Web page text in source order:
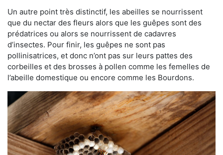
Un autre point très distinctif, les abeilles se nourrissent
que du nectar des fleurs alors que les guêpes sont des
prédatrices ou alors se nourrissent de cadavres
d’insectes. Pour finir, les guêpes ne sont pas
pollinisatrices, et donc n’ont pas sur leurs pattes des
corbeilles et des brosses à pollen comme les femelles de
l’abeille domestique ou encore comme les Bourdons.